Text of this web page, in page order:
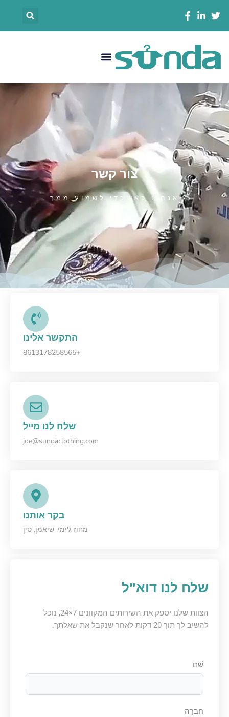
搜
索
菜
צור קשר
אנחנו כאן כדי לשמוע ממך
התקשר אלינו
שלח לנו מייל
joe@sundaclothing.com
בקר אותנו
מחוז ג'ימי, שיאמן, סין
שלח לנו דוא"ל
הצוות שלנו יספק את השירותים המקוונים 7×24, נוכל
להשיב לך תוך 20 דקות לאחר שנקבל את שאלתך.
שֵׁם
חֶברָה